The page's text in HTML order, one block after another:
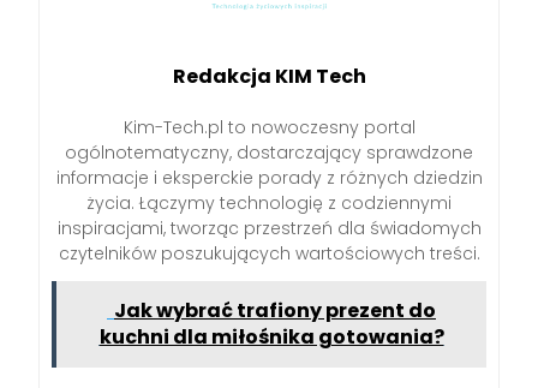
Redakcja KIM Tech
Kim-Tech.pl to nowoczesny portal
ogólnotematyczny, dostarczający sprawdzone
informacje i eksperckie porady z różnych dziedzin
życia. Łączymy technologię z codziennymi
inspiracjami, tworząc przestrzeń dla świadomych
czytelników poszukujących wartościowych treści.
Jak wybrać trafiony prezent do
kuchni dla miłośnika gotowania?